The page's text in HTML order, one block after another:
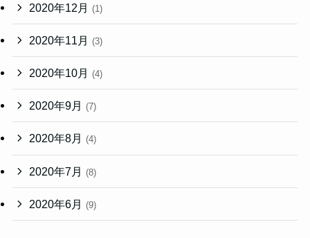
2020年12月 (1)
2020年11月 (3)
2020年10月 (4)
2020年9月 (7)
2020年8月 (4)
2020年7月 (8)
2020年6月 (9)